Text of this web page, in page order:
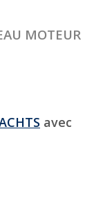
MOTEUR
avec